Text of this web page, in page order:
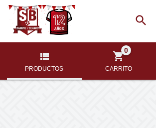
PRODUCTOS CARRITO
0